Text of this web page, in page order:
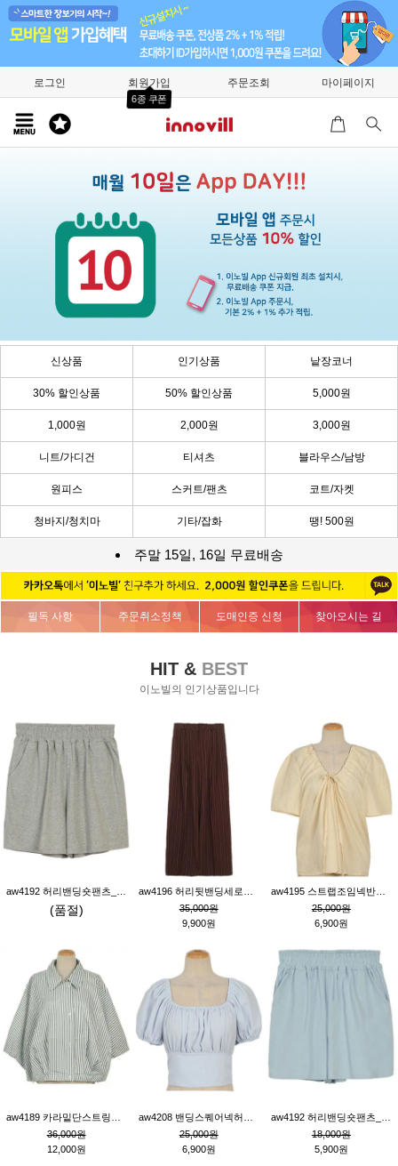
로그인 회원가입
6종 쿠폰
주문조회 마이페이지
신상품 인기상품 낱장코너
30% 할인상품 50% 할인상품 5,000원
1,000원 2,000원 3,000원
니트/가디건 티셔츠 블라우스/남방
원피스 스커트/팬츠 코트/자켓
청바지/청치마 기타/잡화 땡! 500원
주말 15일, 16일 무료배송
필독 사항 주문취소정책 도매인증 신청 찾아오시는 길
HIT & BEST
이노빌의 인기상품입니다
(품절)
35,000원
9,900원
25,000원
6,900원
36,000원
12,000원
25,000원
6,900원
18,000원
5,900원